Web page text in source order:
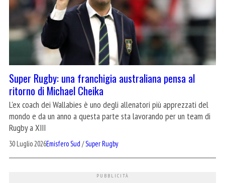
Super Rugby: una franchigia australiana pensa al
ritorno di Michael Cheika
L'ex coach dei Wallabies è uno degli allenatori più apprezzati del
mondo e da un anno a questa parte sta lavorando per un team di
Rugby a XIII
30 Luglio 2026Emisfero Sud /Super Rugby